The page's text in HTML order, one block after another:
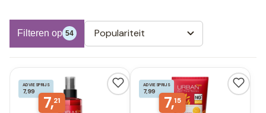
Filteren op 54 Populariteit
ADVIESPRIJS
7,99
7,21
ADVIESPRIJS
7,99
7,15